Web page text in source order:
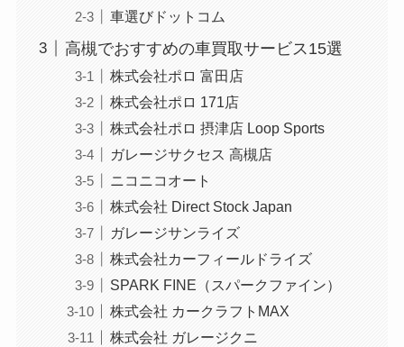
車選びドットコム
高槻でおすすめの車買取サービス15選
株式会社ポロ 富田店
株式会社ポロ 171店
株式会社ポロ 摂津店 Loop Sports
ガレージサクセス 高槻店
ニコニコオート
株式会社 Direct Stock Japan
ガレージサンライズ
株式会社カーフィールドライズ
SPARK FINE（スパークファイン）
株式会社 カークラフトMAX
株式会社 ガレージクニ